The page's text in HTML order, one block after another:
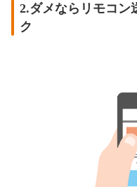
2.ダメならリモコン
ク